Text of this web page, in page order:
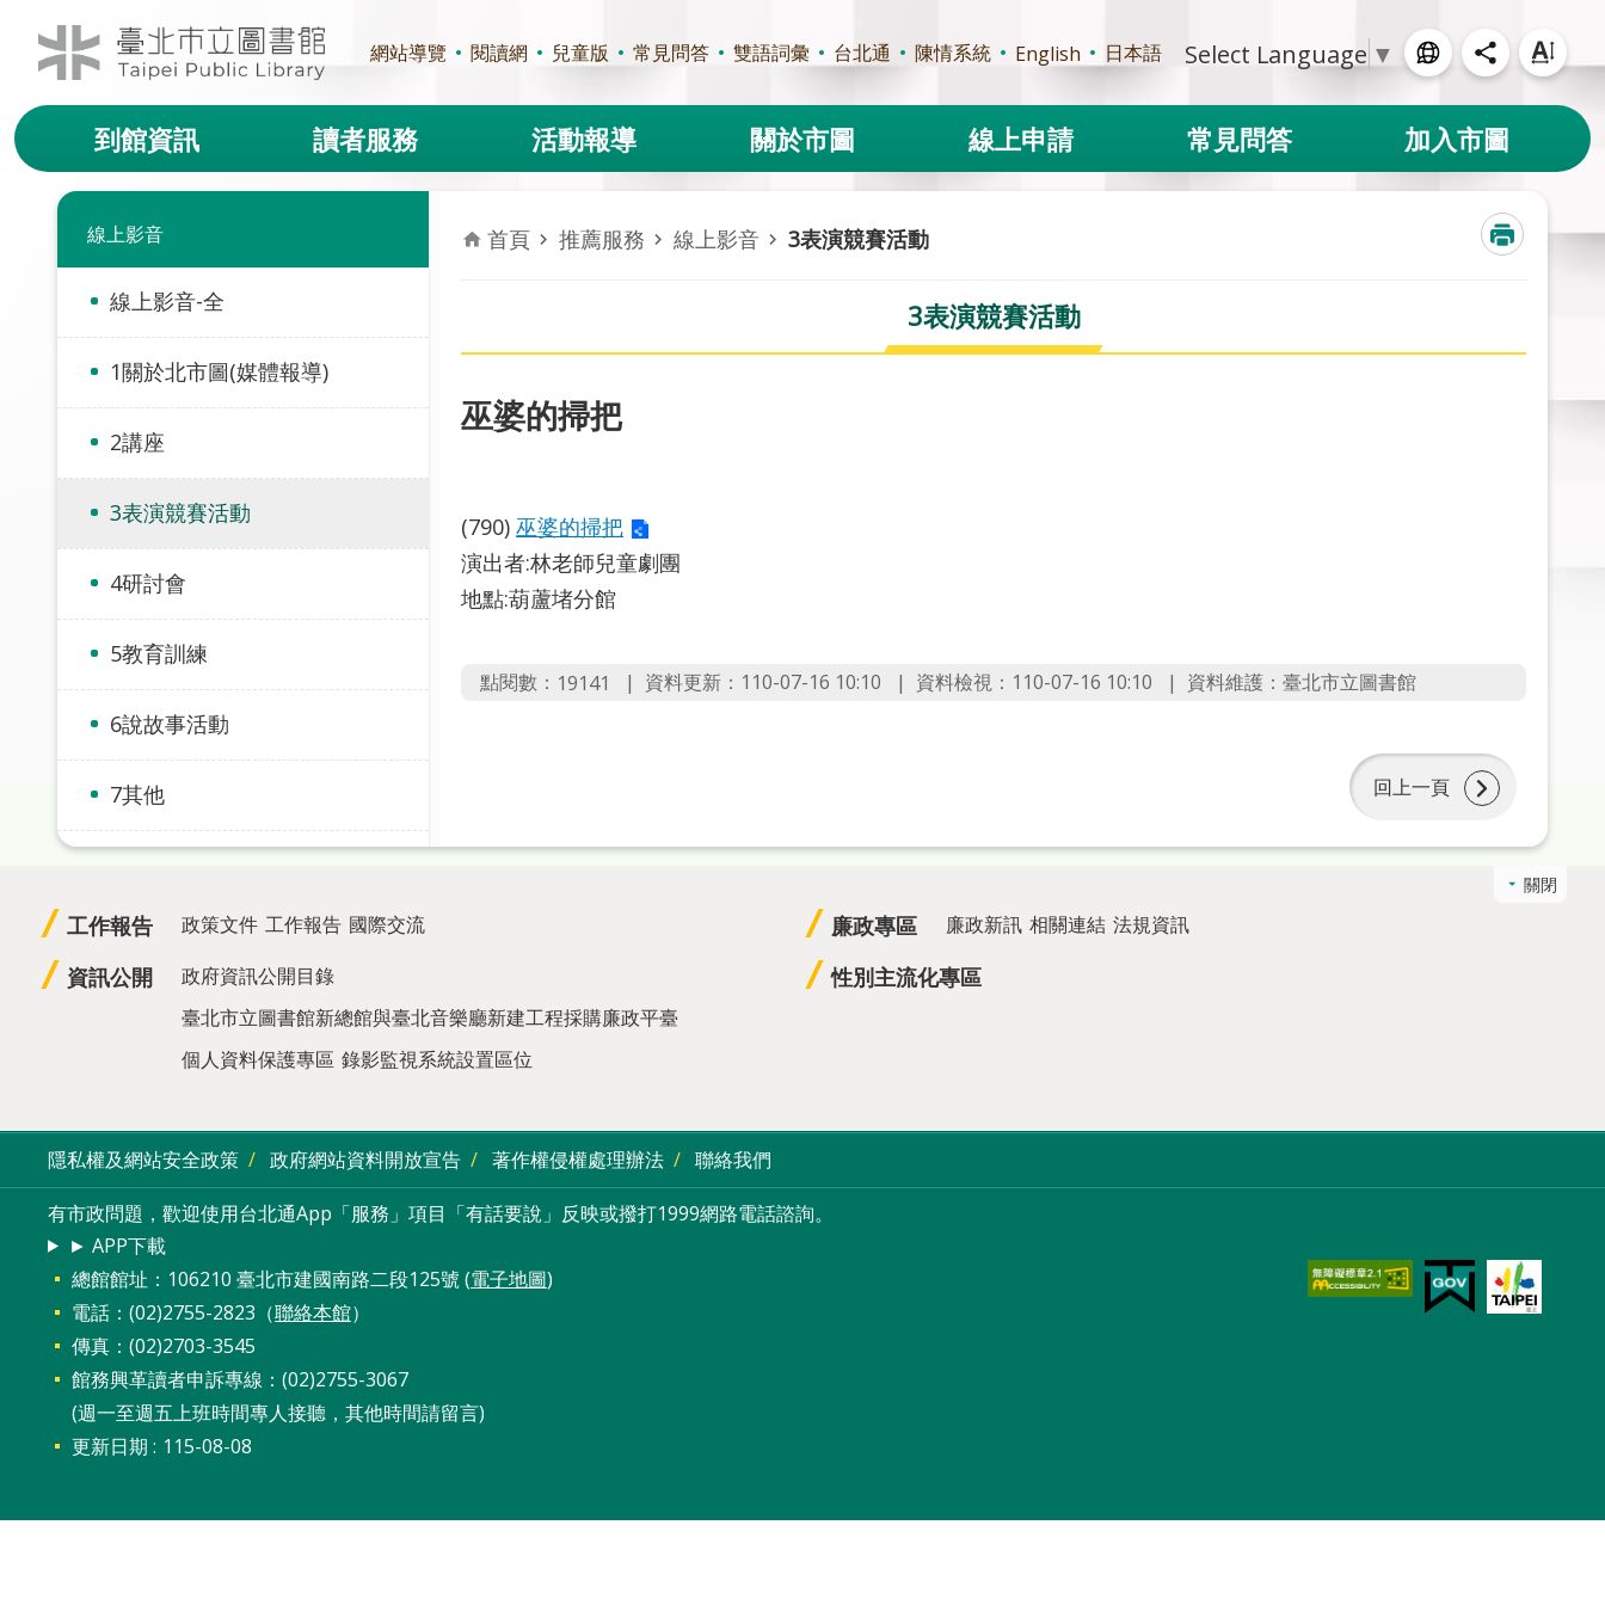
跳到主要內容區塊
網站導覽 閱讀網 兒童版 常見問答 雙語詞彙 台北通 陳情系統 English 日本語 Select Language ▼
到館資訊 讀者服務 活動報導 關於市圖 線上申請 常見問答 加入市圖
線上影音
線上影音-全
1關於北市圖(媒體報導)
2講座
3表演競賽活動
4研討會
5教育訓練
6說故事活動
7其他
首頁 推薦服務 線上影音 3表演競賽活動
3表演競賽活動
巫婆的掃把
(790) 巫婆的掃把
演出者:林老師兒童劇團
地點:葫蘆堵分館
點閱數： 19141 資料更新：110-07-16 10:10 資料檢視：110-07-16 10:10 資料維護：臺北市立圖書館
回上一頁
關閉
工作報告 政策文件 工作報告 國際交流
資訊公開
政府資訊公開目錄
臺北市立圖書館新總館與臺北音樂廳新建工程採購廉政平臺
個人資料保護專區 錄影監視系統設置區位
廉政專區 廉政新訊 相關連結 法規資訊
性別主流化專區
隱私權及網站安全政策 政府網站資料開放宣告 著作權侵權處理辦法 聯絡我們
有市政問題，歡迎使用台北通App「服務」項目「有話要說」反映或撥打1999網路電話諮詢。
► APP下載
總館館址：106210 臺北市建國南路二段125號 (電子地圖)
電話：(02)2755-2823（聯絡本館）
傳真：(02)2703-3545
館務興革讀者申訴專線：(02)2755-3067
(週一至週五上班時間專人接聽，其他時間請留言)
更新日期
115-08-08